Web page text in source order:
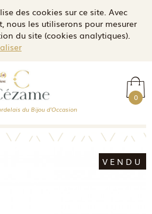
des cookies sur ce site. Avec
nous les utiliserons pour mesurer
du site (cookies analytiques).
0
du Bijou d'Occasion
VENDU